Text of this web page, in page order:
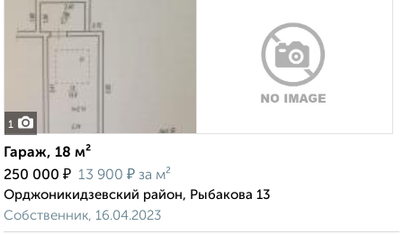
1
Гараж, 18 м²
250 000 ₽ 13 900 ₽ за м²
Орджоникидзевский район, Рыбакова 13
Собственник, 16.04.2023